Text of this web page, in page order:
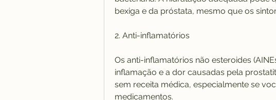
bexiga e da próstata, mesmo que os
2. Anti-inflamatórios
Os anti-inflamatórios não esteroides
inflamação e a dor causadas pela
sem receita médica, especialmente se
medicamentos.